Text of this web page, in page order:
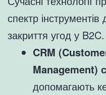
спектр інструментів
закриття угод у
CRM
Management)
допомагають